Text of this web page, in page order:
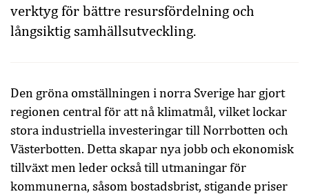
verktyg för bättre resursfördelning och
långsiktig samhällsutveckling.
Den gröna omställningen i norra Sverige har gjort
regionen central för att nå klimatmål, vilket lockar
stora industriella investeringar till Norrbotten och
Västerbotten. Detta skapar nya jobb och ekonomisk
tillväxt men leder också till utmaningar för
kommunerna, såsom bostadsbrist, stigande priser